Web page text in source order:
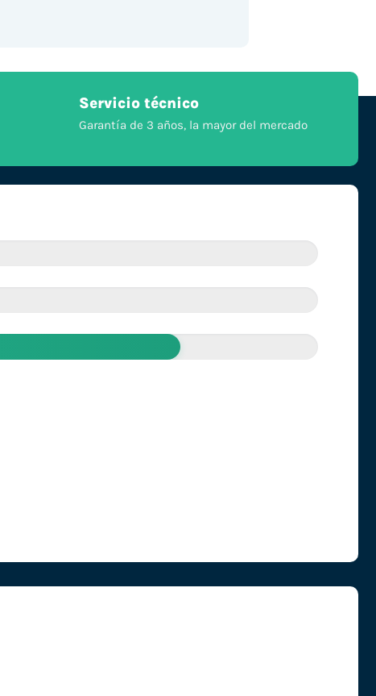
Servicio técnico
Garantía de 3 años, la mayor del mercado